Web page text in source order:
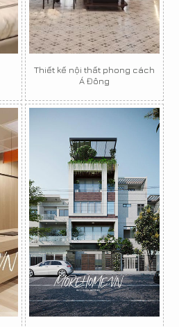
Thiết kế nội thất phong cách
Á Đông